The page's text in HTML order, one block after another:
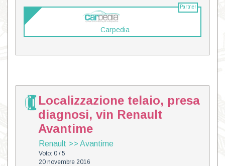
Partner
Carpedia
Localizzazione telaio, presa
diagnosi, vin Renault
Avantime
Renault >> Avantime
Voto: 0 / 5
20 novembre 2016